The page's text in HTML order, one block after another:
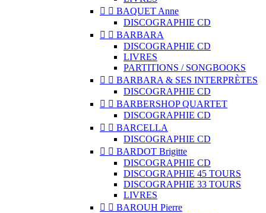
  BAQUET Anne
DISCOGRAPHIE CD
  BARBARA
DISCOGRAPHIE CD
LIVRES
PARTITIONS / SONGBOOKS
  BARBARA & SES INTERPRÈTES
DISCOGRAPHIE CD
  BARBERSHOP QUARTET
DISCOGRAPHIE CD
  BARCELLA
DISCOGRAPHIE CD
  BARDOT Brigitte
DISCOGRAPHIE CD
DISCOGRAPHIE 45 TOURS
DISCOGRAPHIE 33 TOURS
LIVRES
  BAROUH Pierre